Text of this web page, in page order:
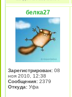
белка27
Зарегистрирован: 08
ноя 2010, 12:38
Сообщения: 2379
Откуда: Уфа